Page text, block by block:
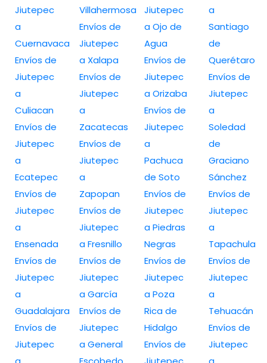
Jiutepec
a
Cuernavaca
Envíos de
Jiutepec
a
Culiacan
Envíos de
Jiutepec
a
Ecatepec
Envíos de
Jiutepec
a
Ensenada
Envíos de
Jiutepec
a
Guadalajara
Envíos de
Jiutepec
Villahermosa
Envíos de
Jiutepec
a Xalapa
Envíos de
Jiutepec
a
Zacatecas
Envíos de
Jiutepec
a
Zapopan
Envíos de
Jiutepec
a Fresnillo
Envíos de
Jiutepec
a García
Envíos de
Jiutepec
a General
Jiutepec
a Ojo de
Agua
Envíos de
Jiutepec
a Orizaba
Envíos de
Jiutepec
a
Pachuca
de Soto
Envíos de
Jiutepec
a Piedras
Negras
Envíos de
Jiutepec
a Poza
Rica de
Hidalgo
Envíos de
a
Santiago
de
Querétaro
Envíos de
Jiutepec
a
Soledad
de
Graciano
Sánchez
Envíos de
Jiutepec
a
Tapachula
Envíos de
Jiutepec
a
Tehuacán
Envíos de
Jiutepec